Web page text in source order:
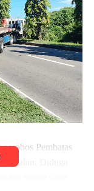
Pembatas
Jalan, Diduga